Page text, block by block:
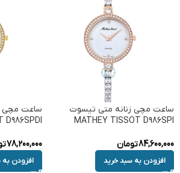
ساعت مچی زنانه متی تیسوت
MATHEY TISSOT D986SPI
84,600,000تومان
افزودن به سبد خرید
ساعت مچی
D986SPDI
78,200,000
افزودن